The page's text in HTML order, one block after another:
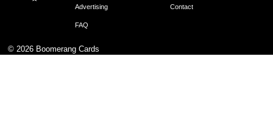
Advertising Contact
FAQ
© 2026 Boomerang Cards